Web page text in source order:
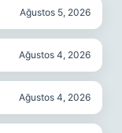
Ağustos 5, 2026
Ağustos 4, 2026
Ağustos 4, 2026